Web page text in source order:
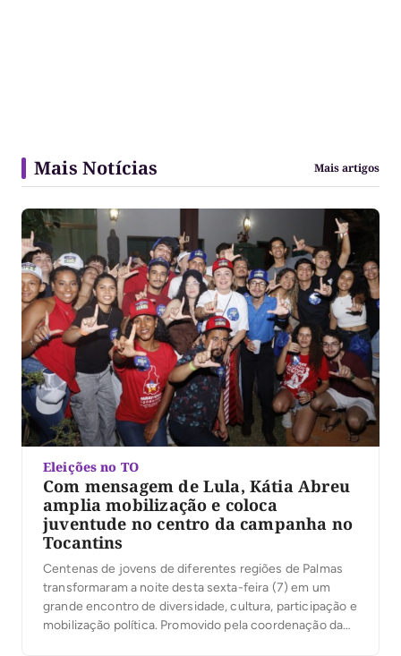
Mais Notícias Mais artigos
Eleições no TO
Com mensagem de Lula, Kátia Abreu
amplia mobilização e coloca
juventude no centro da campanha no
Tocantins
Centenas de jovens de diferentes regiões de Palmas
transformaram a noite desta sexta-feira (7) em um
grande encontro de diversidade, cultura, participação e
mobilização política. Promovido pela coordenação da